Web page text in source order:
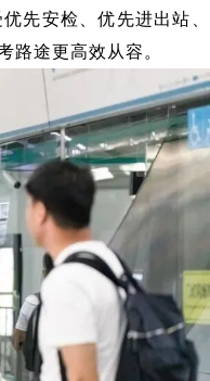
先安检、优先进出站、
路途更高效从容。